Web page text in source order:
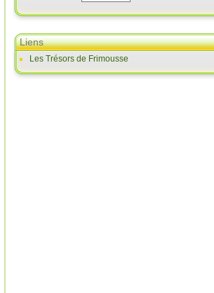
Liens
Les Trésors de Frimousse